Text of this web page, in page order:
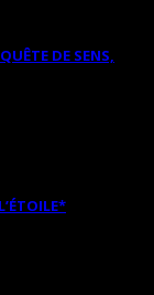
DE SENS,